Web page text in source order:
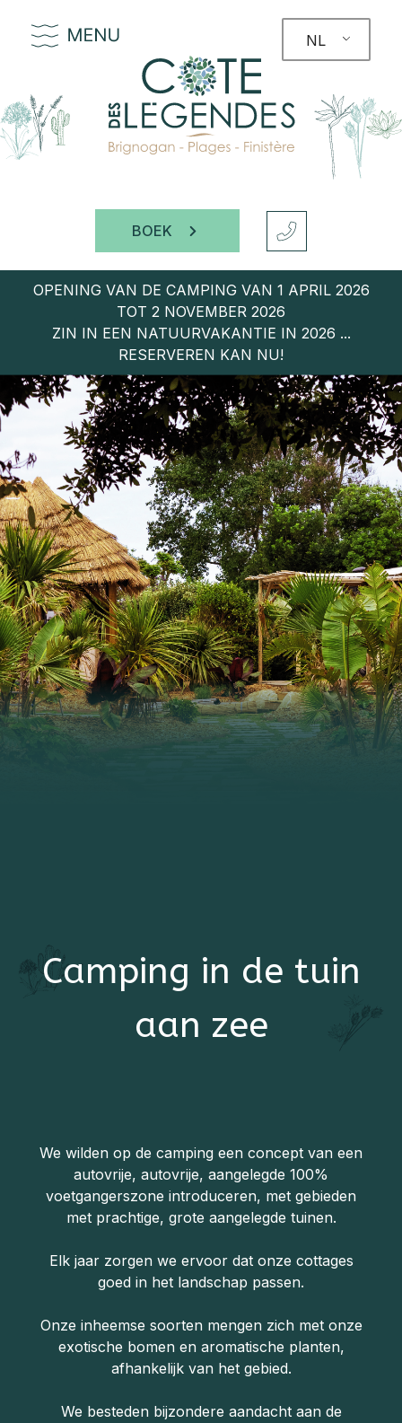
NL
BOEK
OPENING VAN DE CAMPING VAN 1 APRIL 2026
TOT 2 NOVEMBER 2026
ZIN IN EEN NATUURVAKANTIE IN 2026 ...
RESERVEREN KAN NU!
Camping in de tuin
aan zee
We wilden op de camping een concept van een
autovrije, autovrije, aangelegde 100%
voetgangerszone introduceren, met gebieden
met prachtige, grote aangelegde tuinen.
Elk jaar zorgen we ervoor dat onze cottages
goed in het landschap passen.
Onze inheemse soorten mengen zich met onze
exotische bomen en aromatische planten,
afhankelijk van het gebied.
We besteden bijzondere aandacht aan de